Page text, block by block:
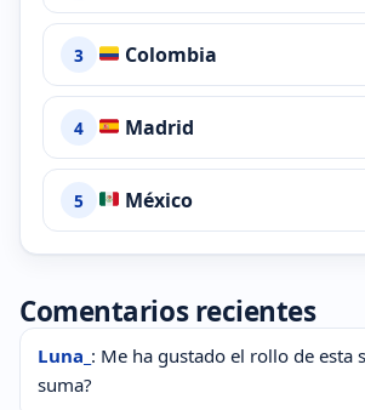
3 Colombia
4 Madrid
5 México
Comentarios recientes
Luna_ : Me ha gustado el rollo de esta
suma?